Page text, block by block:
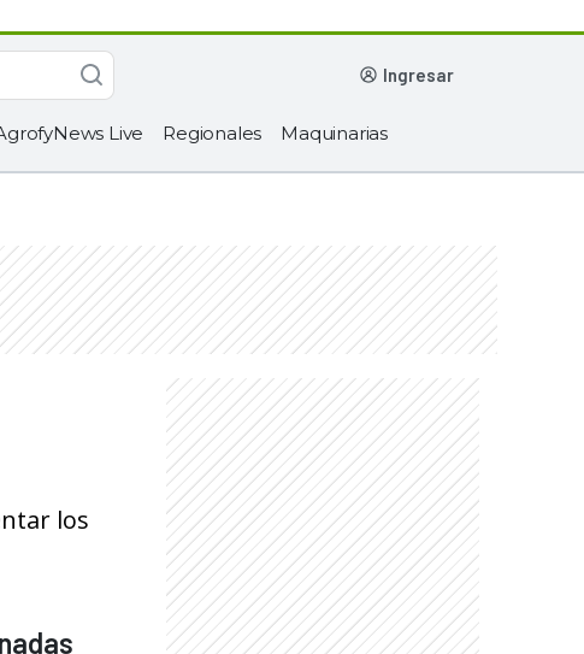
ingresar
Live Regionales Maquinarias
los